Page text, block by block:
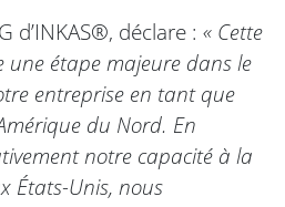
d’INKAS®, déclare : « Cette
une étape majeure dans le
entreprise en tant que
du Nord. En
notre capacité à la
États-Unis, nous